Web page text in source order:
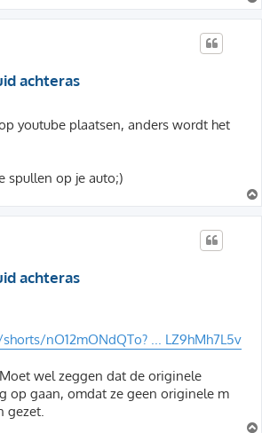
achteras
youtube plaatsen, anders wordt het
spullen op je auto;)
achteras
nO12mONdQTo? ... LZ9hMh7L5v
wel zeggen dat de originele
op gaan, omdat ze geen originele m
gezet.